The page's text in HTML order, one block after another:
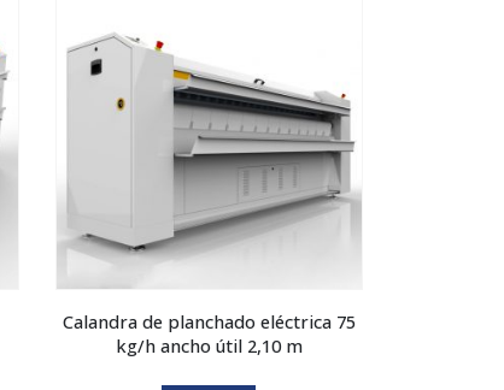
Calandra de planchado eléctrica 75
kg/h ancho útil 2,10 m